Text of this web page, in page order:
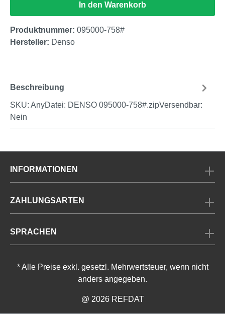
In den Warenkorb
Produktnummer: 095000-758#
Hersteller: Denso
Beschreibung
SKU: AnyDatei: DENSO 095000-758#.zipVersendbar:
Nein
INFORMATIONEN
ZAHLUNGSARTEN
SPRACHEN
* Alle Preise exkl. gesetzl. Mehrwertsteuer, wenn nicht
anders angegeben.
@ 2026 REFDAT